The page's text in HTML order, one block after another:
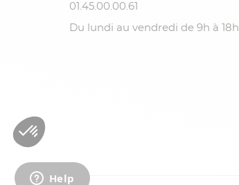
01.45.00.00.61
Du lundi au vendredi de 9h à 18h